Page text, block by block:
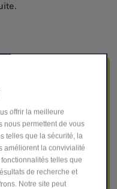
offrir la meilleure
nous permettent de vous
telles que la sécurité, la
améliorent la convivialité
telles que
de recherche et
Notre site peut